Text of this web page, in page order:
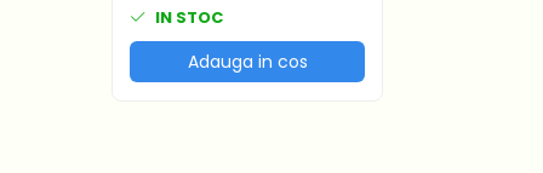
IN STOC
Adauga in cos